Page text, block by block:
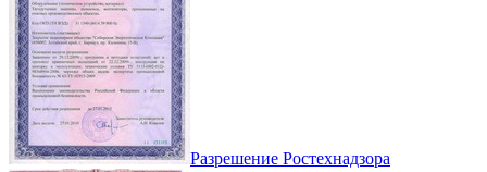
Разрешение Ростехнадзора